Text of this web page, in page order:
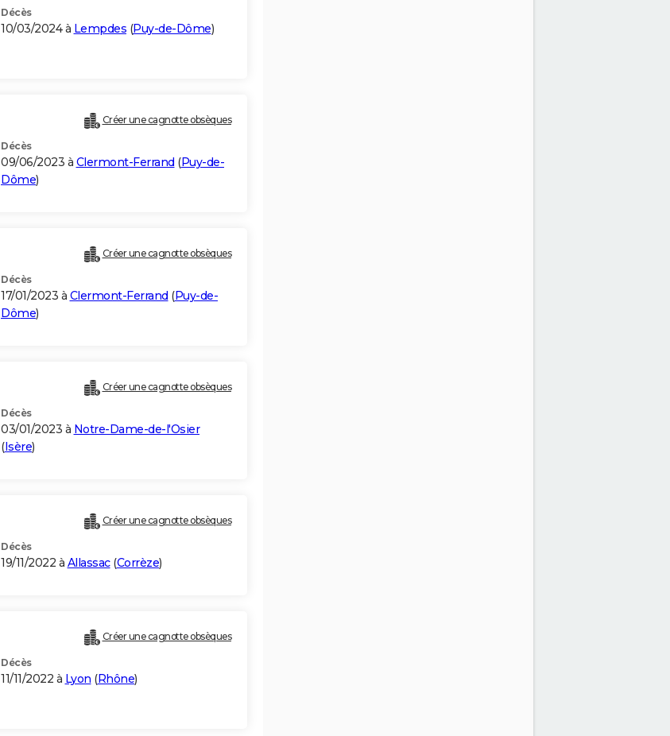
Décès
10/03/2024 à Lempdes (Puy-de-Dôme)
Créer une cagnotte obsèques
Décès
09/06/2023 à Clermont-Ferrand (Puy-de-
Dôme)
Créer une cagnotte obsèques
Décès
17/01/2023 à Clermont-Ferrand (Puy-de-
Dôme)
Créer une cagnotte obsèques
Décès
03/01/2023 à Notre-Dame-de-l'Osier
(Isère)
Créer une cagnotte obsèques
Décès
19/11/2022 à Allassac(Corrèze)
Créer une cagnotte obsèques
Décès
11/11/2022 à Lyon (Rhône)